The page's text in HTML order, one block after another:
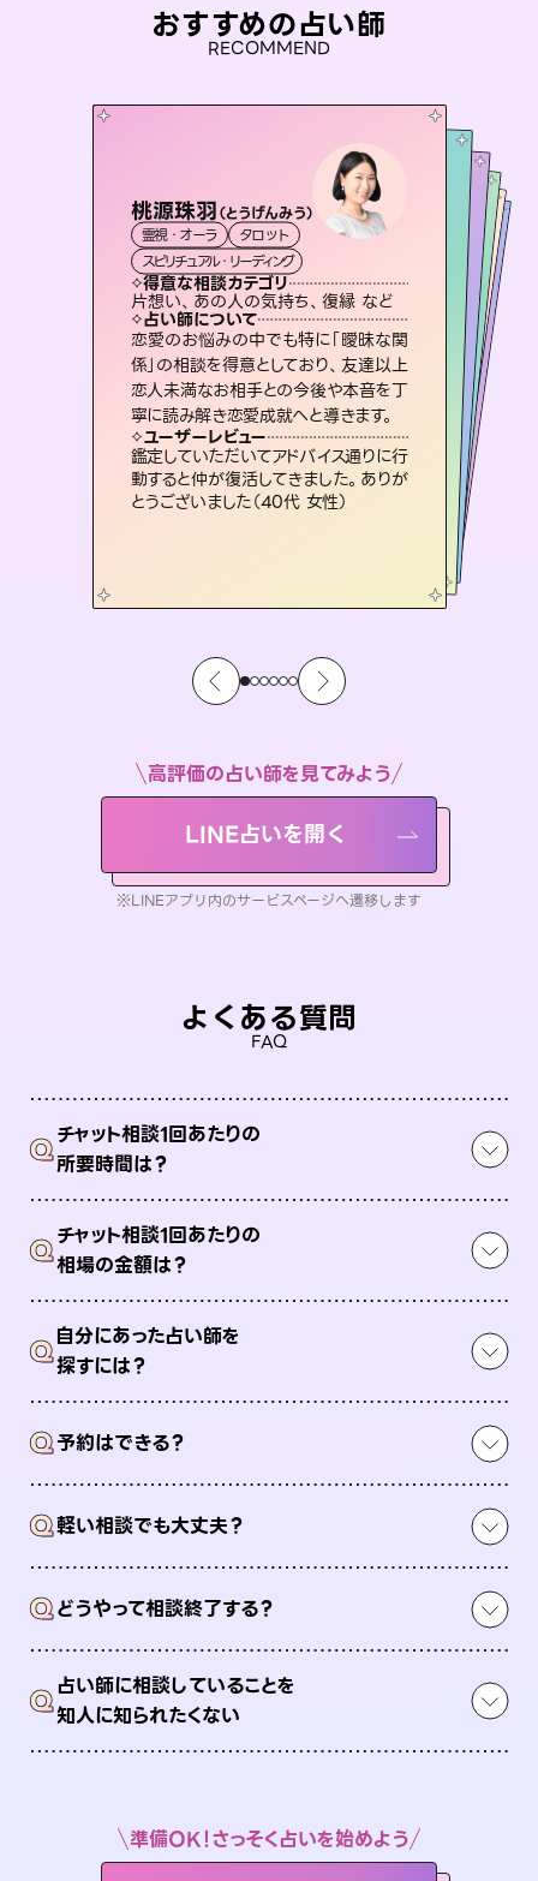
おすすめの占い師
RECOMMEND
桃源珠羽（とうげんみう）
霊視・オーラ
タロット
スピリチュアル・リーディング
得意な相談カテゴリ
片想い、あの人の気持ち、復縁 など
占い師について
恋愛のお悩みの中でも特に「曖昧な関
係」の相談を得意としており、友達以上
恋人未満なお相手との今後や本音を丁
寧に読み解き恋愛成就へと導きます。
ユーザーレビュー
鑑定していただいてアドバイス通りに行
動すると仲が復活してきました。ありが
とうございました（40代 女性）
彗望（すいぼう）
霊視・オーラ 透視
スピリチュアル・リーディング
得意な相談カテゴリ
片想い、あの人の気持ち、復縁 など
占い師について
3,700年以上の歴史を持つ東洋最古の
占術「易占」で詳細まで占い、幸せへ向
かう道筋を示します。厳しい結果にも具
体的な対策をお伝えします。
ユーザーレビュー
複雑な背景もしっかり聞いて鑑定して
いただけました。気持ちが楽になりまし
た（50代 女性）
アイリス -iris-
西洋占星術 タロット
ルーン
得意な相談カテゴリ
恋愛総合、片想い、二人の未来 など
占い師について
復縁、恋愛、不倫の行方、同性愛や片
思い、仕事関係や借金問題まで知りた
いことや心の負担になっていることを
紐解き、背中をそっと押して導きます。
ユーザーレビュー
安心感のあり、言い切ってくれる所や濁
さない鑑定のおかげで、毎回自分の気
持ちを整えられます（30代 男性）
セラピスト理恵
霊視・オーラ
スピリチュアル・リーディング
得意な相談カテゴリ
片想い、二人の未来、年の差 など
占い師について
連絡再開、復縁、成就などの報告実績多数。セラピストとして2万超の施術経験があるからこそできる鑑定で、より良い未来をサポートします。
ユーザーレビュー
とても心温まる鑑定でした。しかもこち
らは何も言っていないのに視えていらっ
しゃるんだなと驚きです（30代女性）
おう 霊感オラクル
霊視・オーラ
オラクルカード
得意な相談カテゴリ
恋愛総合、あの人の気持ち など
占い師について
霊視×オラクルカードを使って「今」と
「未来」そして「気になるあの人の気持
ち」まで丁寧に読み解き、恋や人生のヒ
ントを優しく引き出します。
ユーザーレビュー
不安な気持ちが嘘みたいに晴れまし
た…！よく視えていらっしゃるんだなと
感じました（40代 女性）
未来視師＊花
霊視・オーラ 心理学
スピリチュアル・リーディング
得意な相談カテゴリ
出逢い、片想い、復縁 など
占い師について
未来には何パターンもの選択肢があり
ます。不安で視えにくくなっているあな
たの素敵な未来を見つけ、その未来を
選択できるようアドバイスします。
ユーザーレビュー
職場の人の性質や人間関係、本心など
本当によく視えていてびっくり。対策が
打てて前向きになれます（40代）
高評価の占い師を見てみよう
LINE占いを開く
※LINEアプリ内のサービスページへ遷移します
よくある質問
FAQ
Qチャット相談1回あたりの
所要時間は？
Qチャット相談1回あたりの
相場の金額は？
Q自分にあった占い師を
探すには？
Q予約はできる？
Q軽い相談でも大丈夫？
Qどうやって相談終了する？
Q占い師に相談していることを
知人に知られたくない
準備OK！さっそく占いを始めよう